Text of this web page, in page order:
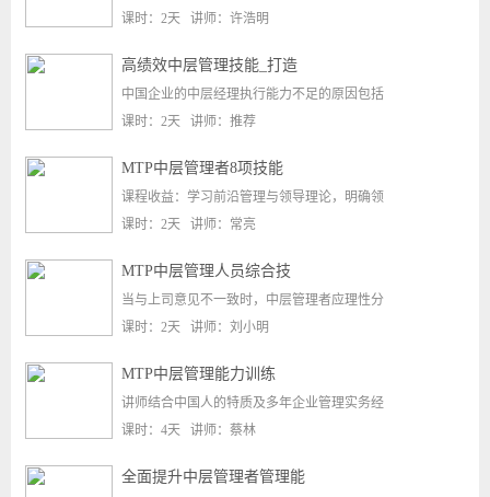
课时：2天 讲师：许浩明
高绩效中层管理技能_打造
中国企业的中层经理执行能力不足的原因包括
课时：2天 讲师：推荐
MTP中层管理者8项技能
课程收益：学习前沿管理与领导理论，明确领
课时：2天 讲师：常亮
MTP中层管理人员综合技
当与上司意见不一致时，中层管理者应理性分
课时：2天 讲师：刘小明
​MTP中层管理能力训练
讲师结合中国人的特质及多年企业管理实务经
课时：4天 讲师：蔡林
全面提升中层管理者管理能